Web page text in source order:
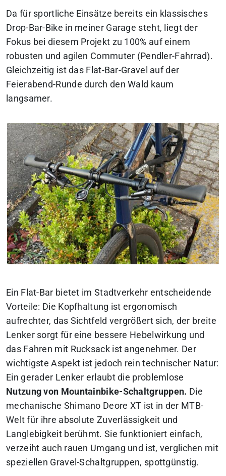
Da für sportliche Einsätze bereits ein klassisches
Drop-Bar-Bike in meiner Garage steht, liegt der
Fokus bei diesem Projekt zu 100% auf einem
robusten und agilen Commuter (Pendler-Fahrrad).
Gleichzeitig ist das Flat-Bar-Gravel auf der
Feierabend-Runde durch den Wald kaum
langsamer.
Ein Flat-Bar bietet im Stadtverkehr entscheidende
Vorteile: Die Kopfhaltung ist ergonomisch
aufrechter, das Sichtfeld vergrößert sich, der breite
Lenker sorgt für eine bessere Hebelwirkung und
das Fahren mit Rucksack ist angenehmer. Der
wichtigste Aspekt ist jedoch rein technischer Natur:
Ein gerader Lenker erlaubt die problemlose
Nutzung von Mountainbike-Schaltgruppen. Die
mechanische Shimano Deore XT ist in der MTB-
Welt für ihre absolute Zuverlässigkeit und
Langlebigkeit berühmt. Sie funktioniert einfach,
verzeiht auch rauen Umgang und ist, verglichen mit
speziellen Gravel-Schaltgruppen, spottgünstig.